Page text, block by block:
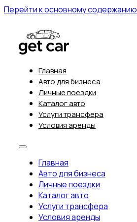
Перейти к основному содержанию
Главная
Авто для бизнеса
Личные поездки
Каталог авто
Услуги трансфера
Условия аренды
Главная
Авто для бизнеса
Личные поездки
Каталог авто
Услуги трансфера
Условия аренды